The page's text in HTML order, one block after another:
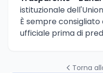
istituzionale
È sempre
ufficiale prima di
Torna